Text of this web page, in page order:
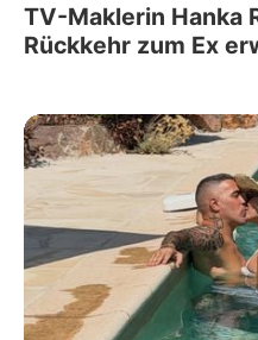
TV-Maklerin Hanka
Rückkehr zum Ex